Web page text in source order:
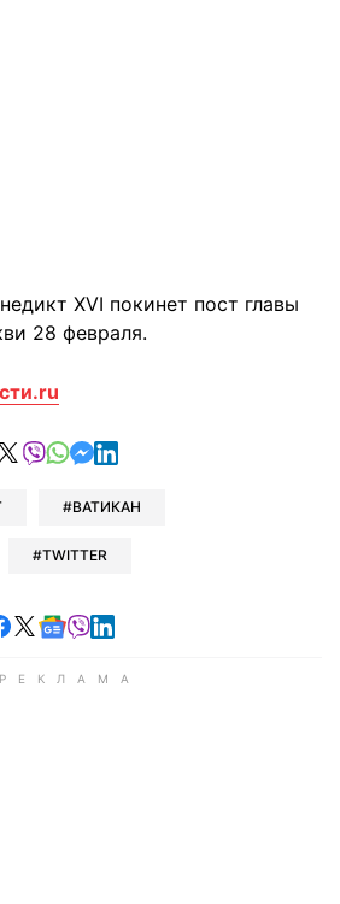
XVI покинет пост главы
28 февраля.
в Telegram
в Facebook
поделиться в X
отправить в Viber
отправить в Whatsapp
отправить в Messenger
отправить в LinkedIn
ВАТИКАН
TWITTER
в Telegram
Читайте в Facebook
Читайте в X
Читайте в Google news
Читайте в Viber
Читайте в LinkedIn